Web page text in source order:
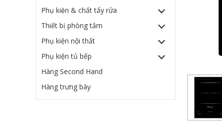
Phụ kiện & chất tẩy rửa
Thiết bị phòng tắm
Phụ kiện nội thất
Phụ kiện tủ bếp
Hàng Second Hand
Hàng trưng bày